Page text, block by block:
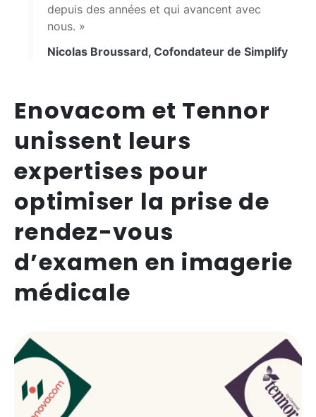
depuis des années et qui avancent avec
nous. »
Nicolas Broussard, Cofondateur de Simplify
Enovacom et Tennor
unissent leurs
expertises pour
optimiser la prise de
rendez-vous
d’examen en imagerie
médicale